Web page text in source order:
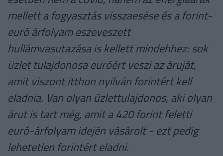
mellett a fogyasztás visszaesése és a forint-
euró árfolyam eszeveszett
hullámvasutazása is kellett mindehhez: sok
üzlet tulajdonosa euróért veszi az áruját,
amit viszont itthon nyilván forintért kell
eladnia. Van olyan üzlettulajdonos, aki olyan
árut is tart még, amit a 420 forint feletti
euró-árfolyam idején vásárolt - ezt pedig
lehetetlen forintért eladni.